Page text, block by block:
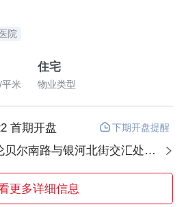
院
米
住宅
物业类型
首期开盘 下期开盘提醒
尔南路与银河北街交汇处路东
更多详细信息